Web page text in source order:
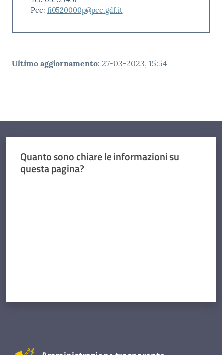
Pec: fi0520000p@pec.gdf.it
Ultimo aggiornamento: 27-03-2023, 15:54
Quanto sono chiare le informazioni su
questa pagina?